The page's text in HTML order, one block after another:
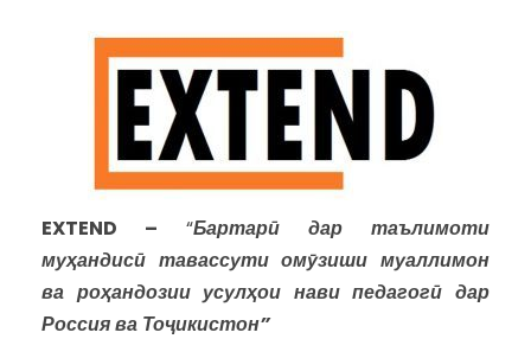
EXTEND – “Бартарӣ дар таълимоти
муҳандисӣ тавассути омӯзиши муаллимон
ва роҳандозии усулҳои нави педагогӣ дар
Россия ва Тоҷикистон”